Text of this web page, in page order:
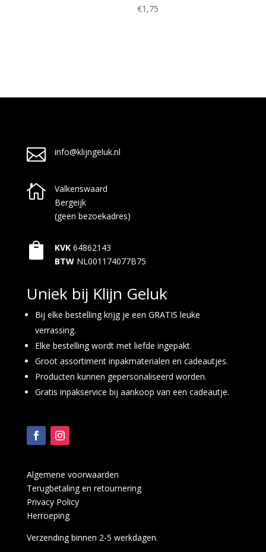
€1,75
 info@klijngeluk.nl

Valkenswaard
Bergeijk
(geen bezoekadres)
 KVK 64862143
BTW NL001174077B75
Uniek bij Klijn Geluk
Bij elke bestelling krijg je een GRATIS leuke
verrassing.
Elke bestelling wordt met liefde ingepakt.
Groot assortiment inpakmaterialen en cadeautjes.
Producten kunnen gepersonaliseerd worden.
Gratis inpakservice bij aankoop van een cadeautje.
Algemene voorwaarden
Terugbetaling en retournering
Privacy Policy
Herroeping
Verzending binnen 2-5 werkdagen.